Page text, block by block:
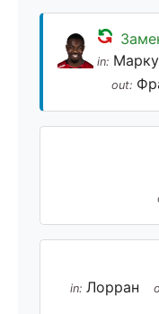
in:
out:
in: Лорран